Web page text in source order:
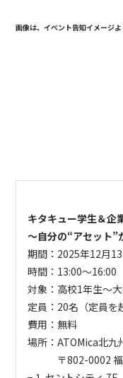
画像は、イベント告知イメージよ
キタキュー学生＆企
～自分の“アセット
期間： 2025年12月13
時間： 13:00～16:00
対象： 高校1年生～
定員： 20名（定員を
費用：無料
場所：ATOMica北九
〒802-0002 福岡